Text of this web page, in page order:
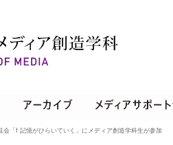
会「f 記憶がひらいていく」にメディア創造学科生が参加